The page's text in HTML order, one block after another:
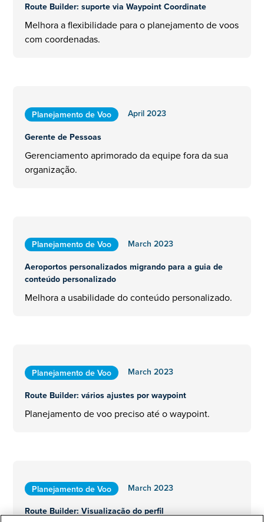
Route Builder: suporte via Waypoint Coordinate
Melhora a flexibilidade para o planejamento de voos
com coordenadas.
Planejamento de Voo
April 2023
Gerente de Pessoas
Gerenciamento aprimorado da equipe fora da sua
organização.
Planejamento de Voo
March 2023
Aeroportos personalizados migrando para a guia de
conteúdo personalizado
Melhora a usabilidade do conteúdo personalizado.
Planejamento de Voo
March 2023
Route Builder: vários ajustes por waypoint
Planejamento de voo preciso até o waypoint.
Planejamento de Voo
March 2023
Route Builder: Visualização do perfil